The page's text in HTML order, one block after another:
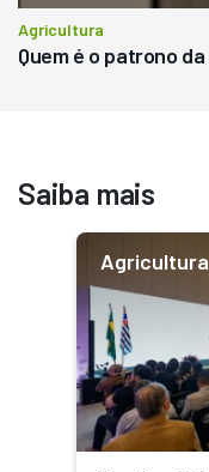
Agricultura
Quem é o patrono
Saiba mais
Agricultura